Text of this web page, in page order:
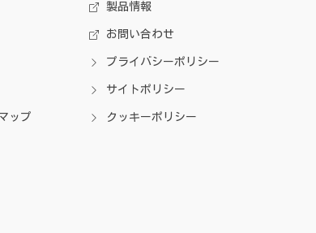
ップ
製品情報
お問い合わせ
プライバシーポリシー
サイトポリシー
クッキーポリシー